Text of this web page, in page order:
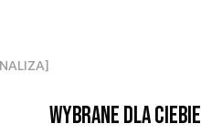
Wybrane dla Ciebie